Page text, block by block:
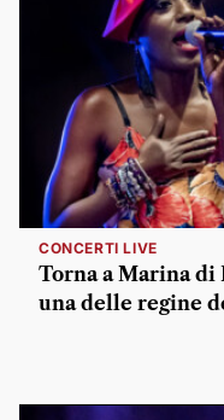
CONCERTI LIVE
Torna a Marina di
una delle regine